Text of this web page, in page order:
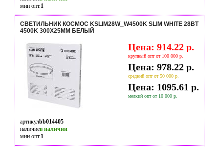
мин опт.1
СВЕТИЛЬНИК КОСМОС KSLIM28W_W4500K SLIM WHITE 28ВТ
4500K 300Х25ММ БЕЛЫЙ
Цена: 914.22 р.
крупный опт от 100 000 р.
Цена: 978.22 р.
средний опт от 50 000 р.
Цена: 1095.61 р.
мелкий опт от 10 000 р.
артикулbb014405
наличиев наличии
мин опт.1